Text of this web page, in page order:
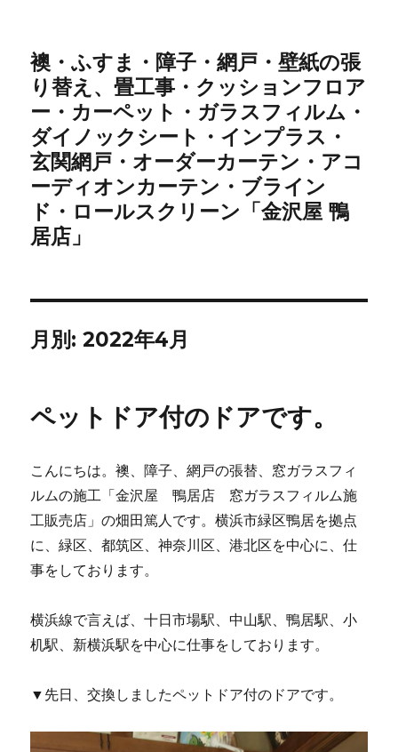
襖・ふすま・障子・網戸・壁紙の張
り替え、畳工事・クッションフロア
ー・カーペット・ガラスフィルム・
ダイノックシート・インプラス・
玄関網戸・オーダーカーテン・アコ
ーディオンカーテン・ブライン
ド・ロールスクリーン「金沢屋 鴨
居店」
月別: 2022年4月
ペットドア付のドアです。
こんにちは。襖、障子、網戸の張替、窓ガラスフィ
ルムの施工「金沢屋 鴨居店 窓ガラスフィルム施
工販売店」の畑田篤人です。横浜市緑区鴨居を拠点
に、緑区、都筑区、神奈川区、港北区を中心に、仕
事をしております。
横浜線で言えば、十日市場駅、中山駅、鴨居駅、小
机駅、新横浜駅を中心に仕事をしております。
▼先日、交換しましたペットドア付のドアです。